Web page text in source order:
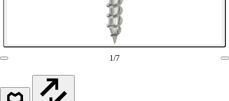
1/7